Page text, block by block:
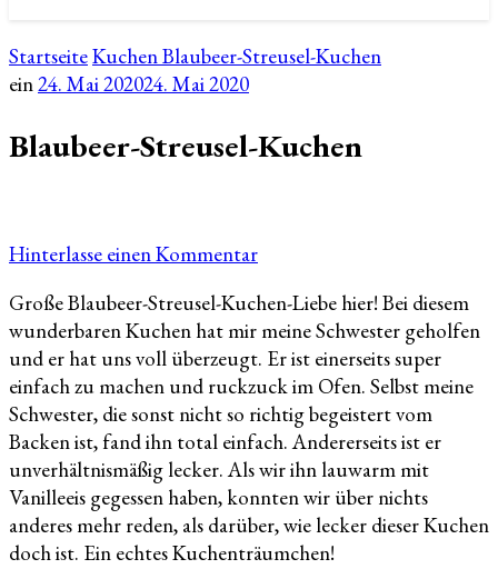
StartseiteKuchenBlaubeer-Streusel-Kuchen
ein24. Mai 202024. Mai 2020
Blaubeer-Streusel-Kuchen
Hinterlasse einen Kommentarzu
Streusel-
Kuchen
Große Blaubeer-Streusel-Kuchen-Liebe hier! Bei diesem
wunderbaren Kuchen hat mir meine Schwester geholfen
und er hat uns voll überzeugt. Er ist einerseits super
einfach zu machen und ruckzuck im Ofen. Selbst meine
Schwester, die sonst nicht so richtig begeistert vom
Backen ist, fand ihn total einfach. Andererseits ist er
unverhältnismäßig lecker. Als wir ihn lauwarm mit
Vanilleeis gegessen haben, konnten wir über nichts
anderes mehr reden, als darüber, wie lecker dieser Kuchen
doch ist. Ein echtes Kuchenträumchen!